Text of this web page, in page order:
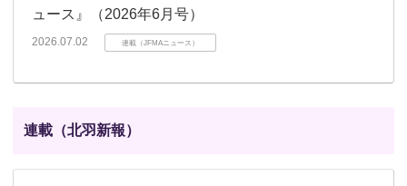
ュース』（2026年6月号）
2026.07.02 連載（JFMAニュース）
連載（北羽新報）